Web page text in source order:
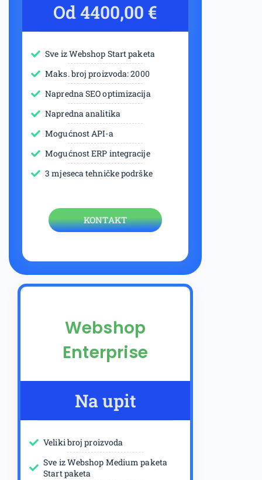
Od 4400,00 €
Sve iz Webshop Start paketa
Maks. broj proizvoda: 2000
Napredna SEO optimizacija
Napredna analitika
Mogućnost API-a
Mogućnost ERP integracije
3 mjeseca tehničke podrške
KONTAKT
Webshop
Enterprise
Na upit
Veliki broj proizvoda
Sve iz Webshop Medium paketa
Start paketa